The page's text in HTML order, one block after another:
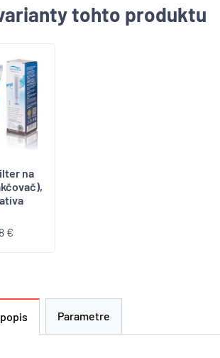
tohto produktu
na
€
Parametre